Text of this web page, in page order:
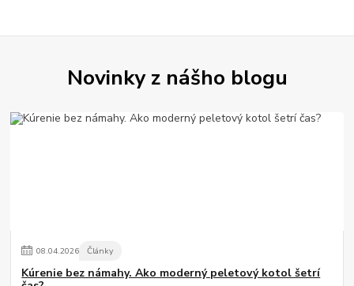
Novinky z nášho blogu
08.04.2026 Články
Kúrenie bez námahy. Ako moderný peletový kotol šetrí